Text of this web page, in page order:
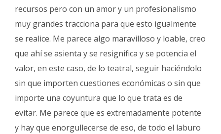
recursos pero con un amor y un profesionalismo
muy grandes tracciona para que esto igualmente
se realice. Me parece algo maravilloso y loable, creo
que ahí se asienta y se resignifica y se potencia el
valor, en este caso, de lo teatral, seguir haciéndolo
sin que importen cuestiones económicas o sin que
importe una coyuntura que lo que trata es de
evitar. Me parece que es extremadamente potente
y hay que enorgullecerse de eso, de todo el laburo